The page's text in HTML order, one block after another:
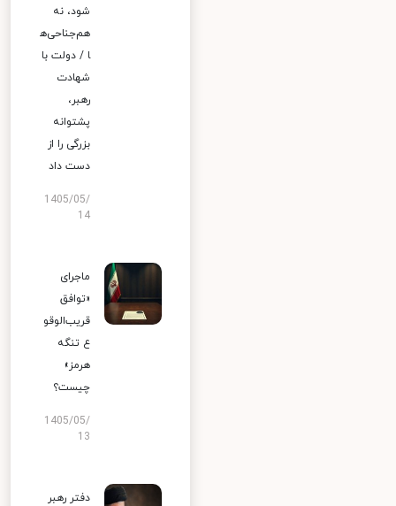
شود، نه
هم‌جناحی‌ه
ا / دولت با
شهادت
رهبر،
پشتوانه
بزرگی را از
دست داد
1405/05/
14
ماجرای
«توافق
قریب‌الوقو
ع تنگه
هرمز»
چیست؟
1405/05/
13
دفتر رهبر